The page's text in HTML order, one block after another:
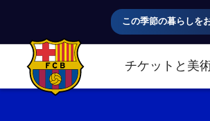
この季節の暮らしを
FC Barcelona club badge チケットと美